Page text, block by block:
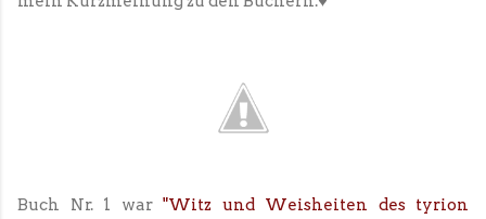
Buch Nr. 1 war "Witz und Weisheiten des tyrion